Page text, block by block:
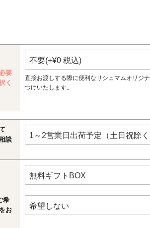
要
く
直接お渡しする際に便利なリシュマムオリジ
つけいたします。
談
希
お